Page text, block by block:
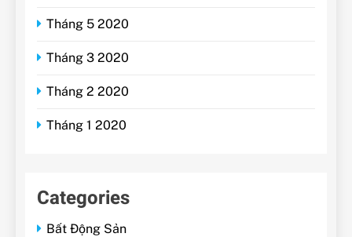
Tháng 5 2020
Tháng 3 2020
Tháng 2 2020
Tháng 1 2020
Categories
Bất Động Sản